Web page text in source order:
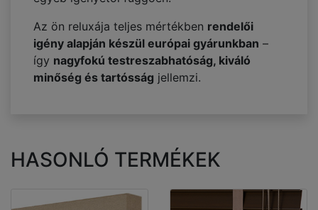
Az ön reluxája teljes mértékben rendelői
igény alapján készül európai gyárunkban –
így nagyfokú testreszabhatóság, kiváló
minőség és tartósság jellemzi.
HASONLÓ TERMÉKEK